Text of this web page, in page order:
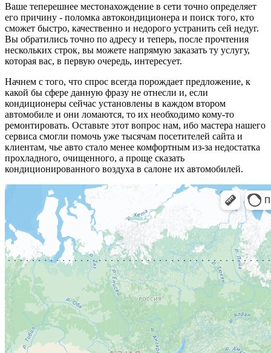
Ваше теперешнее местонахождение в сети точно определяет
его причину - поломка автокондиционера и поиск того, кто
сможет быстро, качественно и недорого устранить сей недуг.
Вы обратились точно по адресу и теперь, после прочтения
нескольких строк, вы можете напрямую заказать ту услугу,
которая вас, в первую очередь, интересует.
Начнем с того, что спрос всегда порождает предложение, к
какой бы сфере данную фразу не отнесли и, если
кондиционеры сейчас установлены в каждом втором
автомобиле и они ломаются, то их необходимо кому-то
ремонтировать. Оставьте этот вопрос нам, ибо мастера нашего
сервиса смогли помочь уже тысячам посетителей сайта и
клиентам, чье авто стало менее комфортным из-за недостатка
прохладного, очищенного, а проще сказать
кондиционированного воздуха в салоне их автомобилей.